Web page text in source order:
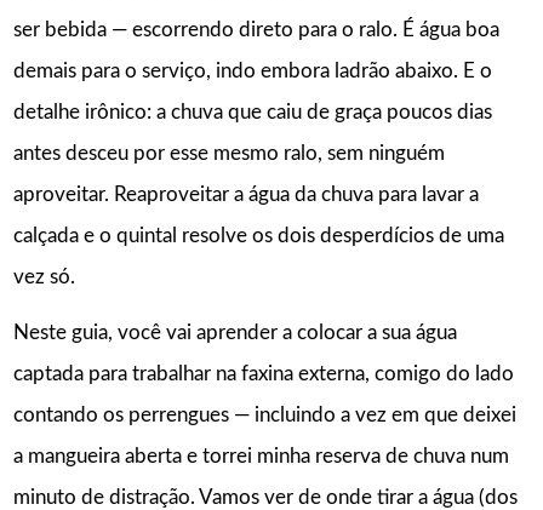
ser bebida — escorrendo direto para o ralo. É água boa
demais para o serviço, indo embora ladrão abaixo. E o
detalhe irônico: a chuva que caiu de graça poucos dias
antes desceu por esse mesmo ralo, sem ninguém
aproveitar. Reaproveitar a água da chuva para lavar a
calçada e o quintal resolve os dois desperdícios de uma
vez só.
Neste guia, você vai aprender a colocar a sua água
captada para trabalhar na faxina externa, comigo do lado
contando os perrengues — incluindo a vez em que deixei
a mangueira aberta e torrei minha reserva de chuva num
minuto de distração. Vamos ver de onde tirar a água (dos